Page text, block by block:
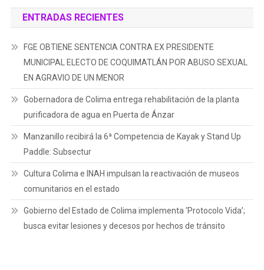
ENTRADAS RECIENTES
FGE OBTIENE SENTENCIA CONTRA EX PRESIDENTE
MUNICIPAL ELECTO DE COQUIMATLÁN POR ABUSO SEXUAL
EN AGRAVIO DE UN MENOR
Gobernadora de Colima entrega rehabilitación de la planta
purificadora de agua en Puerta de Ánzar
Manzanillo recibirá la 6ª Competencia de Kayak y Stand Up
Paddle: Subsectur
Cultura Colima e INAH impulsan la reactivación de museos
comunitarios en el estado
Gobierno del Estado de Colima implementa ‘Protocolo Vida’;
busca evitar lesiones y decesos por hechos de tránsito